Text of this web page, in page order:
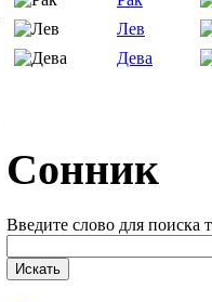
Лев
Дева
Сонник
Введите слово для поиска